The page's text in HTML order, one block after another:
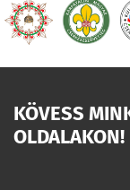
KÖVESS
OLDALAKON!